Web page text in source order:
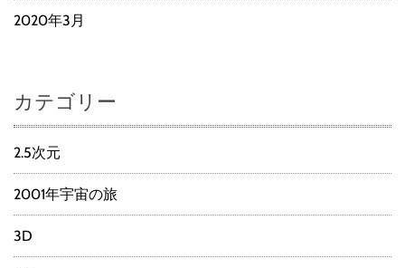
2020年3月
カテゴリー
2.5次元
2001年宇宙の旅
3D